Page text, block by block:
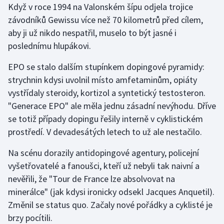
Když v roce 1994 na Valonském šípu odjela trojice
závodníků Gewissu více než 70 kilometrů před cílem,
aby ji už nikdo nespatřil, muselo to být jasné i
poslednímu hlupákovi.
EPO se stalo dalším stupínkem dopingové pyramidy:
strychnin kdysi uvolnil místo amfetaminům, opiáty
vystřídaly steroidy, kortizol a syntetický testosteron.
"Generace EPO" ale měla jednu zásadní nevýhodu. Dříve
se totiž případy dopingu řešily interně v cyklistickém
prostředí. V devadesátých letech to už ale nestačilo.
Na scénu dorazily antidopingové agentury, policejní
vyšetřovatelé a fanoušci, kteří už nebyli tak naivní a
nevěřili, že "Tour de France lze absolvovat na
minerálce" (jak kdysi ironicky odsekl Jacques Anquetil).
Změnil se status quo. Začaly nové pořádky a cyklisté je
brzy pocítili.